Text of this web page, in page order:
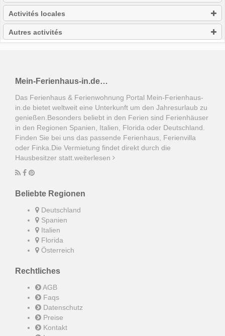
Activités locales
Autres activités
Mein-Ferienhaus-in.de…
Das Ferienhaus & Ferienwohnung Portal Mein-Ferienhaus-
in.de bietet weltweit eine Unterkunft um den Jahresurlaub zu
genießen.Besonders beliebt in den Ferien sind Ferienhäuser
in den Regionen Spanien, Italien, Florida oder Deutschland.
Finden Sie bei uns das passende Ferienhaus, Ferienvilla
oder Finka.Die Vermietung findet direkt durch die
Hausbesitzer statt. weiterlesen
Beliebte Regionen
Deutschland
Spanien
Italien
Florida
Österreich
Rechtliches
AGB
Faqs
Datenschutz
Preise
Kontakt